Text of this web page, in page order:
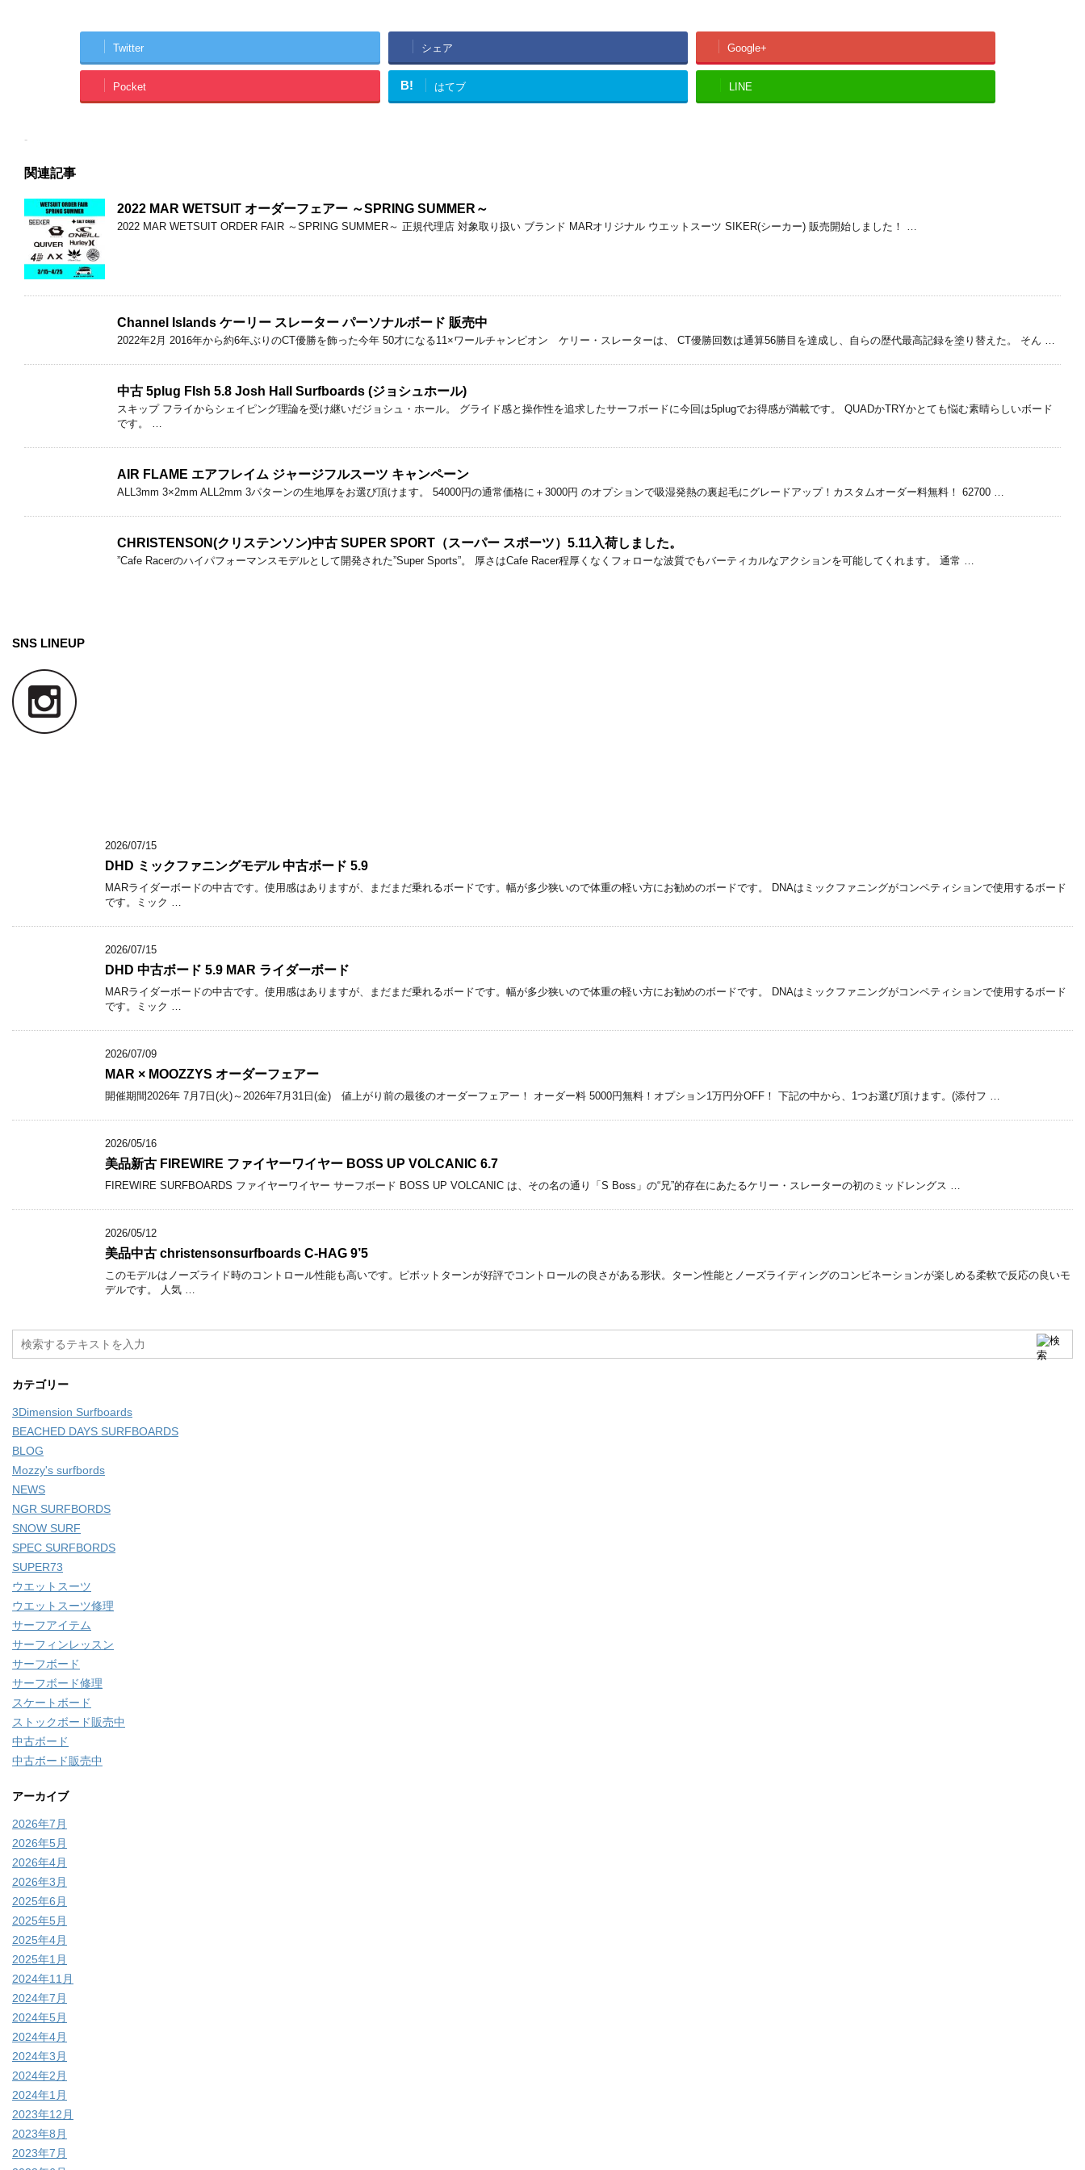
Twitter シェア Google+
Pocket B! はてブ LINE
-
関連記事
2022 MAR WETSUIT オーダーフェアー ～SPRING SUMMER～
2022 MAR WETSUIT ORDER FAIR ～SPRING SUMMER～ 正規代理店 対象取り扱い ブランド MARオリジナル ウエットスーツ SIKER(シーカー) 販売開始しました！ …
Channel Islands ケーリー スレーター パーソナルボード 販売中
2022年2月 2016年から約6年ぶりのCT優勝を飾った今年 50才になる11×ワールチャンピオン ケリー・スレーターは、 CT優勝回数は通算56勝目を達成し、自らの歴代最高記録を塗り替えた。 そん …
中古 5plug FIsh 5.8 Josh Hall Surfboards (ジョシュホール)
スキップ フライからシェイピング理論を受け継いだジョシュ・ホール。 グライド感と操作性を追求したサーフボードに今回は5plugでお得感が満載です。 QUADかTRYかとても悩む素晴らしいボード
です。 …
AIR FLAME エアフレイム ジャージフルスーツ キャンペーン
ALL3mm 3×2mm ALL2mm 3パターンの生地厚をお選び頂けます。 54000円の通常価格に＋3000円 のオプションで吸湿発熱の裏起毛にグレードアップ！カスタムオーダー料無料！ 62700 …
CHRISTENSON(クリステンソン)中古 SUPER SPORT（スーパー スポーツ）5.11入荷しました。
”Cafe Racerのハイパフォーマンスモデルとして開発された”Super Sports”。 厚さはCafe Racer程厚くなくフォローな波質でもバーティカルなアクションを可能してくれます。 通常 …
SNS LINEUP
2026/07/15
DHD ミックファニングモデル 中古ボード 5.9
MARライダーボードの中古です。使用感はありますが、まだまだ乗れるボードです。幅が多少狭いので体重の軽い方にお勧めのボードです。 DNAはミックファニングがコンペティションで使用するボード
です。ミック …
2026/07/15
DHD 中古ボード 5.9 MAR ライダーボード
MARライダーボードの中古です。使用感はありますが、まだまだ乗れるボードです。幅が多少狭いので体重の軽い方にお勧めのボードです。 DNAはミックファニングがコンペティションで使用するボード
です。ミック …
2026/07/09
MAR × MOOZZYS オーダーフェアー
開催期間2026年 7月7日(火)～2026年7月31日(金) 値上がり前の最後のオーダーフェアー！ オーダー料 5000円無料！オプション1万円分OFF！ 下記の中から、1つお選び頂けます。(添付フ …
2026/05/16
美品新古 FIREWIRE ファイヤーワイヤー BOSS UP VOLCANIC 6.7
FIREWIRE SURFBOARDS ファイヤーワイヤー サーフボード BOSS UP VOLCANIC は、その名の通り「S Boss」の“兄”的存在にあたるケリー・スレーターの初のミッドレングス …
2026/05/12
美品中古 christensonsurfboards C-HAG 9’5
このモデルはノーズライド時のコントロール性能も高いです。ピボットターンが好評でコントロールの良さがある形状。ターン性能とノーズライディングのコンビネーションが楽しめる柔軟で反応の良いモ
デルです。 人気 …
カテゴリー
3Dimension Surfboards
BEACHED DAYS SURFBOARDS
BLOG
Mozzy's surfbords
NEWS
NGR SURFBORDS
SNOW SURF
SPEC SURFBORDS
SUPER73
ウエットスーツ
ウエットスーツ修理
サーフアイテム
サーフィンレッスン
サーフボード
サーフボード修理
スケートボード
ストックボード販売中
中古ボード
中古ボード販売中
アーカイブ
2026年7月
2026年5月
2026年4月
2026年3月
2025年6月
2025年5月
2025年4月
2025年1月
2024年11月
2024年7月
2024年5月
2024年4月
2024年3月
2024年2月
2024年1月
2023年12月
2023年8月
2023年7月